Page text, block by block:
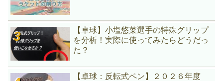
【卓球】小塩悠菜選手の特殊グリップ
を分析！実際に使ってみたらどうだっ
た？
【卓球：反転式ペン】２０２６年度